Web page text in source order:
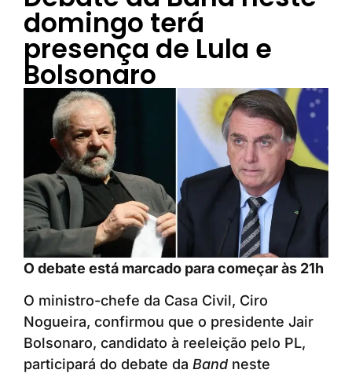
domingo terá
presença de Lula e
Bolsonaro
O debate está marcado para começar às 21h
O ministro-chefe da Casa Civil, Ciro
Nogueira, confirmou que o presidente Jair
Bolsonaro, candidato à reeleição pelo PL,
participará do debate da Band neste